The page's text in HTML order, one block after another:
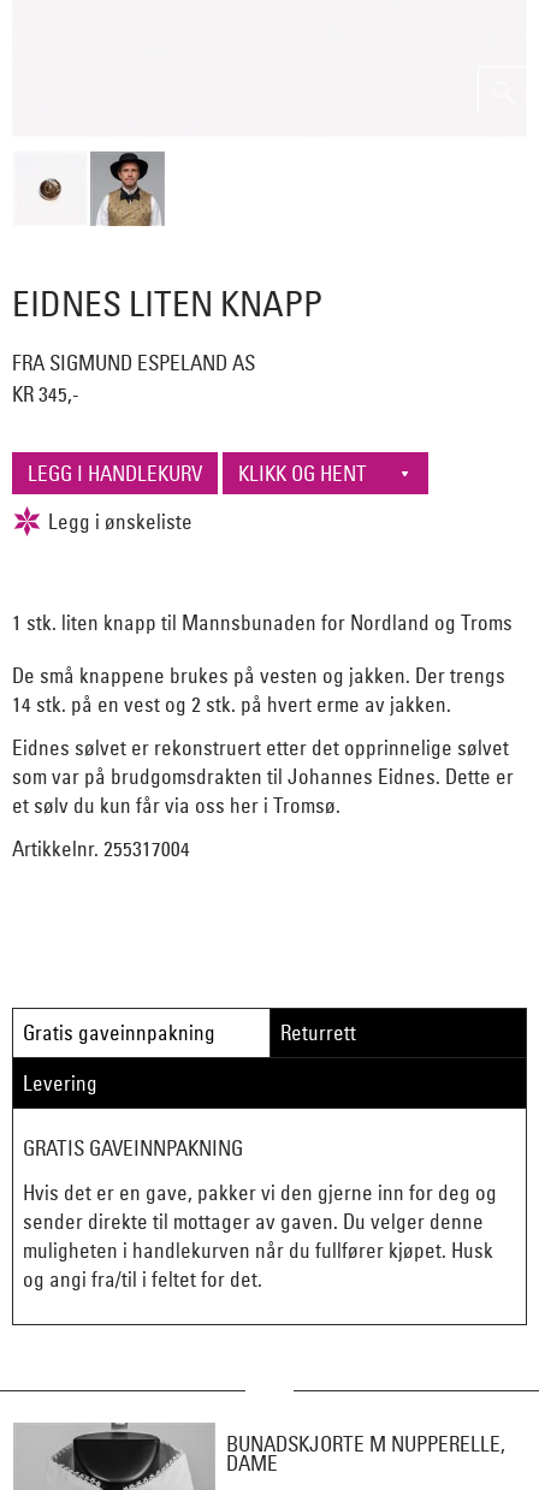
EIDNES LITEN KNAPP
FRA SIGMUND ESPELAND AS
KR 345,-
1 stk. liten knapp til Mannsbunaden for Nordland og Troms
De små knappene brukes på vesten og jakken. Der trengs
14 stk. på en vest og 2 stk. på hvert erme av jakken.
Eidnes sølvet er rekonstruert etter det opprinnelige sølvet
som var på brudgomsdrakten til Johannes Eidnes. Dette er
et sølv du kun får via oss her i Tromsø.
Artikkelnr. 255317004
Gratis gaveinnpakning
Returrett
Levering
GRATIS GAVEINNPAKNING
Hvis det er en gave, pakker vi den gjerne inn for deg og
sender direkte til mottager av gaven. Du velger denne
muligheten i handlekurven når du fullfører kjøpet. Husk
og angi fra/til i feltet for det.
BUNADSKJORTE M NUPPERELLE,
DAME